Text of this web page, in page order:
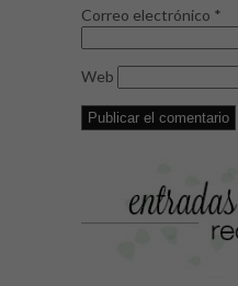
Correo electrónico *
Web